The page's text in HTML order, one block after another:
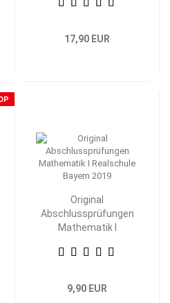
17,90 EUR
Original
Abschlussprüfungen
Mathematik I
9,90 EUR